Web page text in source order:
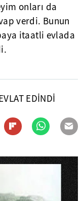
onları da
verdi. Bunun
itaatli evlada
EDİNDİ